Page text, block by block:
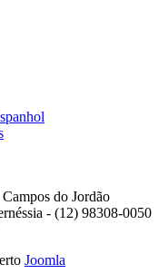
do Jordão
- (12) 98308-0050
Joomla